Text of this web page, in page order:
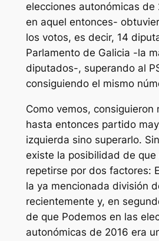
elecciones autonómicas de
en aquel entonces-
los votos, es decir, 14
Parlamento de Galicia -la
diputados-, superando al
consiguiendo el mismo
Como vemos, consiguieron
hasta entonces partido
izquierda sino superarlo.
existe la posibilidad de que
repetirse por dos factores:
la ya mencionada división
recientemente y, en
de que Podemos en las
autonómicas de 2016 era